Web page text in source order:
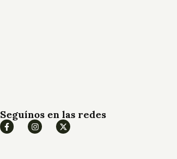
Seguínos en las redes